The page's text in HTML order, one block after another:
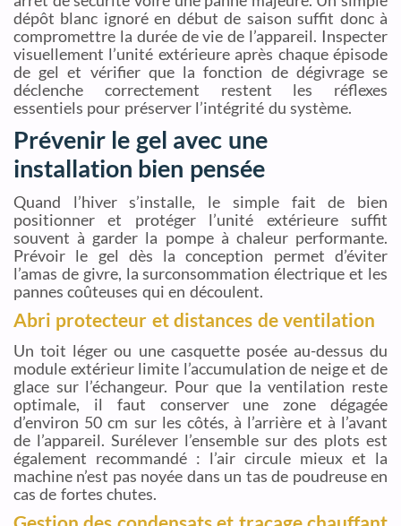
dépôt blanc ignoré en début de saison suffit donc à
compromettre la durée de vie de l’appareil. Inspecter
visuellement l’unité extérieure après chaque épisode
de gel et vérifier que la fonction de dégivrage se
déclenche correctement restent les réflexes
essentiels pour préserver l’intégrité du système.
Prévenir le gel avec une
installation bien pensée
Quand l’hiver s’installe, le simple fait de bien
positionner et protéger l’unité extérieure suffit
souvent à garder la pompe à chaleur performante.
Prévoir le gel dès la conception permet d’éviter
l’amas de givre, la surconsommation électrique et les
pannes coûteuses qui en découlent.
Abri protecteur et distances de ventilation
Un toit léger ou une casquette posée au-dessus du
module extérieur limite l’accumulation de neige et de
glace sur l’échangeur. Pour que la ventilation reste
optimale, il faut conserver une zone dégagée
d’environ 50 cm sur les côtés, à l’arrière et à l’avant
de l’appareil. Surélever l’ensemble sur des plots est
également recommandé : l’air circule mieux et la
machine n’est pas noyée dans un tas de poudreuse en
cas de fortes chutes.